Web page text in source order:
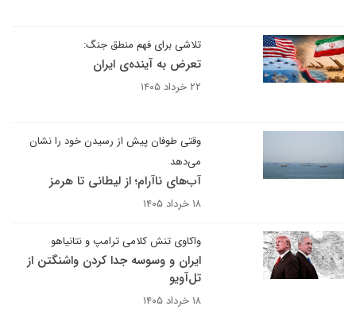
تلاشی برای فهم منطق جنگ:‌
تعرض به آینده‌ی ایران
۲۲ خرداد ۱۴۰۵
وقتی طوفان پیش از رسیدن خود را نشان
می‌دهد
آب‌های ناآرام؛ از لیطانی تا هرمز
۱۸ خرداد ۱۴۰۵
واکاوی تنش کلامی ترامپ و نتانیاهو
ایران و وسوسه جدا کردن واشنگتن از
تل‌آویو
۱۸ خرداد ۱۴۰۵